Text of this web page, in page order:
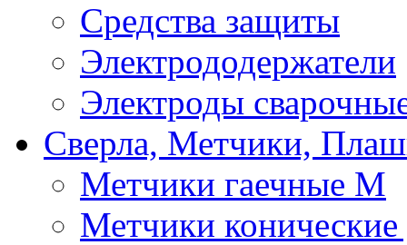
Средства защиты
Электрододержатели
Электроды
Сверла, Метчики,
Метчики гаечные М
Метчики